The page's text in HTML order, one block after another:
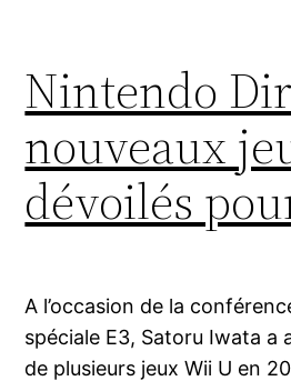
Nintendo
nouveaux
dévoilés
A l’occasion de la
spéciale E3, Satoru Iwata a
de plusieurs jeux Wii U en